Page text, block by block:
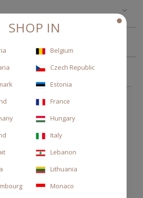
SHOP IN
Belgium
Czech Republic
Estonia
France
Hungary
Italy
Lebanon
Lithuania
Monaco